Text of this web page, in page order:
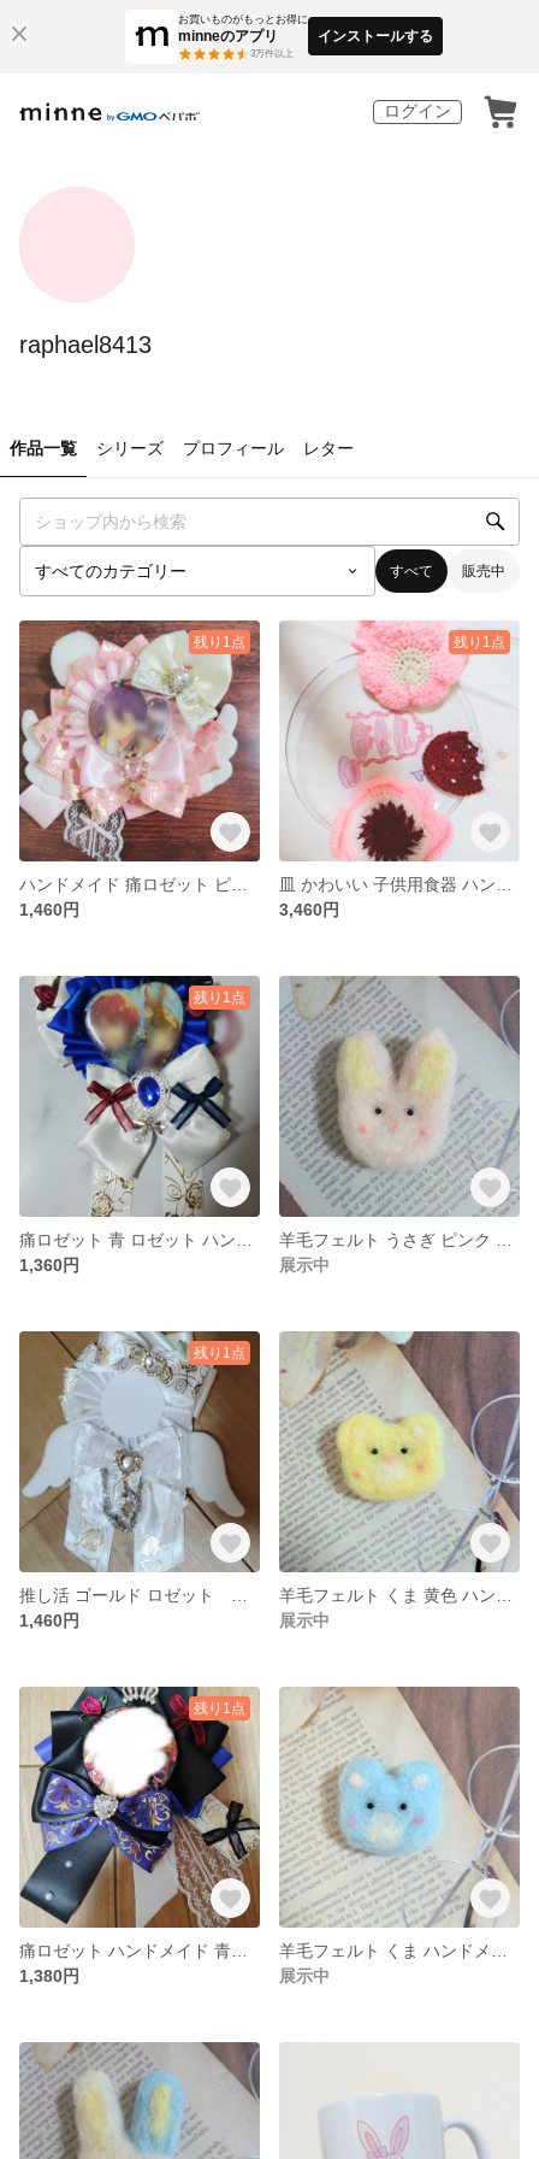
お買いものがもっとお得に
minneのアプリ
3万件以上
インストールする
ログイン
raphael8413
作品一覧 シリーズ プロフィール レター
すべて 販売中
残り1点
1,460円
残り1点
3,460円
残り1点
1,360円
展示中
残り1点
1,460円
展示中
残り1点
1,380円
展示中